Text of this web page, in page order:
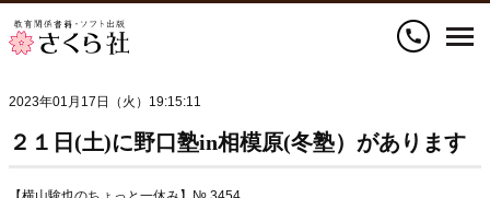
call
2023年01月17日（火）19:15:11
２１日(土)に野口塾in相模原(冬塾）があります